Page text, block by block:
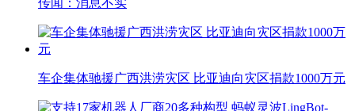
车企集体驰援广西洪涝灾区 比亚迪向灾区捐款1000万元